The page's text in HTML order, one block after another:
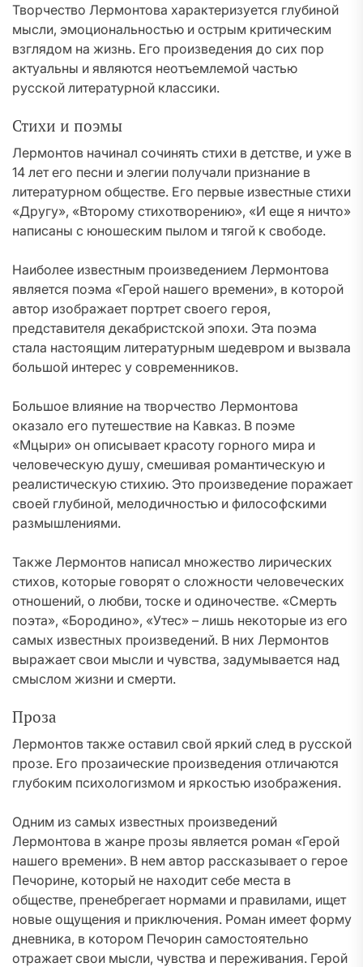
Творчество Лермонтова характеризуется глубиной
мысли, эмоциональностью и острым критическим
взглядом на жизнь. Его произведения до сих пор
актуальны и являются неотъемлемой частью
русской литературной классики.
Стихи и поэмы
Лермонтов начинал сочинять стихи в детстве, и уже в
14 лет его песни и элегии получали признание в
литературном обществе. Его первые известные стихи
«Другу», «Второму стихотворению», «И еще я ничто»
написаны с юношеским пылом и тягой к свободе.
Наиболее известным произведением Лермонтова
является поэма «Герой нашего времени», в которой
автор изображает портрет своего героя,
представителя декабристской эпохи. Эта поэма
стала настоящим литературным шедевром и вызвала
большой интерес у современников.
Большое влияние на творчество Лермонтова
оказало его путешествие на Кавказ. В поэме
«Мцыри» он описывает красоту горного мира и
человеческую душу, смешивая романтическую и
реалистическую стихию. Это произведение поражает
своей глубиной, мелодичностью и философскими
размышлениями.
Также Лермонтов написал множество лирических
стихов, которые говорят о сложности человеческих
отношений, о любви, тоске и одиночестве. «Смерть
поэта», «Бородино», «Утес» – лишь некоторые из его
самых известных произведений. В них Лермонтов
выражает свои мысли и чувства, задумывается над
смыслом жизни и смерти.
Проза
Лермонтов также оставил свой яркий след в русской
прозе. Его прозаические произведения отличаются
глубоким психологизмом и яркостью изображения.
Одним из самых известных произведений
Лермонтова в жанре прозы является роман «Герой
нашего времени». В нем автор рассказывает о герое
Печорине, который не находит себе места в
обществе, пренебрегает нормами и правилами, ищет
новые ощущения и приключения. Роман имеет форму
дневника, в котором Печорин самостоятельно
отражает свои мысли, чувства и переживания. Герой